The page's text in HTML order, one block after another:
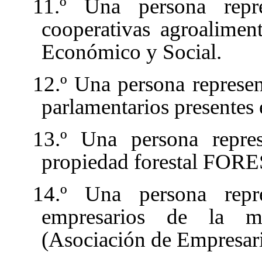
11.º Una persona
cooperativas
Económico y Social.
12.º Una persona
parlamentarios
13.º Una persona
propiedad forestal
14.º Una persona
empresarios de la
(Asociación de